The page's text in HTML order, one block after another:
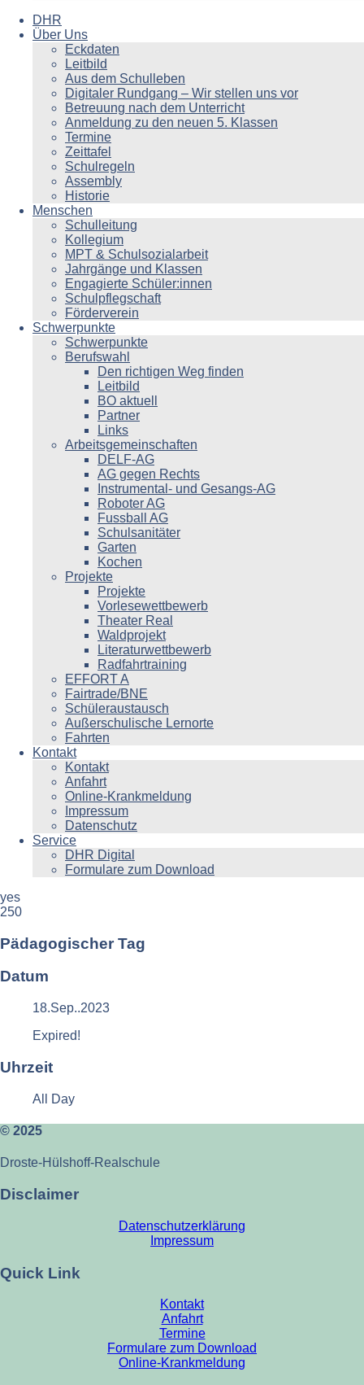
DHR
Über Uns
Eckdaten
Leitbild
Aus dem Schulleben
Digitaler Rundgang – Wir stellen uns vor
Betreuung nach dem Unterricht
Anmeldung zu den neuen 5. Klassen
Termine
Zeittafel
Schulregeln
Assembly
Historie
Menschen
Schulleitung
Kollegium
MPT & Schulsozialarbeit
Jahrgänge und Klassen
Engagierte Schüler:innen
Schulpflegschaft
Förderverein
Schwerpunkte
Schwerpunkte
Berufswahl
Den richtigen Weg finden
Leitbild
BO aktuell
Partner
Links
Arbeitsgemeinschaften
DELF-AG
AG gegen Rechts
Instrumental- und Gesangs-AG
Roboter AG
Fussball AG
Schulsanitäter
Garten
Kochen
Projekte
Projekte
Vorlesewettbewerb
Theater Real
Waldprojekt
Literaturwettbewerb
Radfahrtraining
EFFORT A
Fairtrade/BNE
Schüleraustausch
Außerschulische Lernorte
Fahrten
Kontakt
Kontakt
Anfahrt
Online-Krankmeldung
Impressum
Datenschutz
Service
DHR Digital
Formulare zum Download
yes
250
Pädagogischer Tag
Datum
18.Sep..2023
Expired!
Uhrzeit
All Day
© 2025
Droste-Hülshoff-Realschule
Disclaimer
Datenschutzerklärung
Impressum
Quick Link
Kontakt
Anfahrt
Termine
Formulare zum Download
Online-Krankmeldung